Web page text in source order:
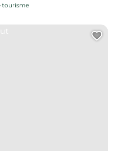
tourisme